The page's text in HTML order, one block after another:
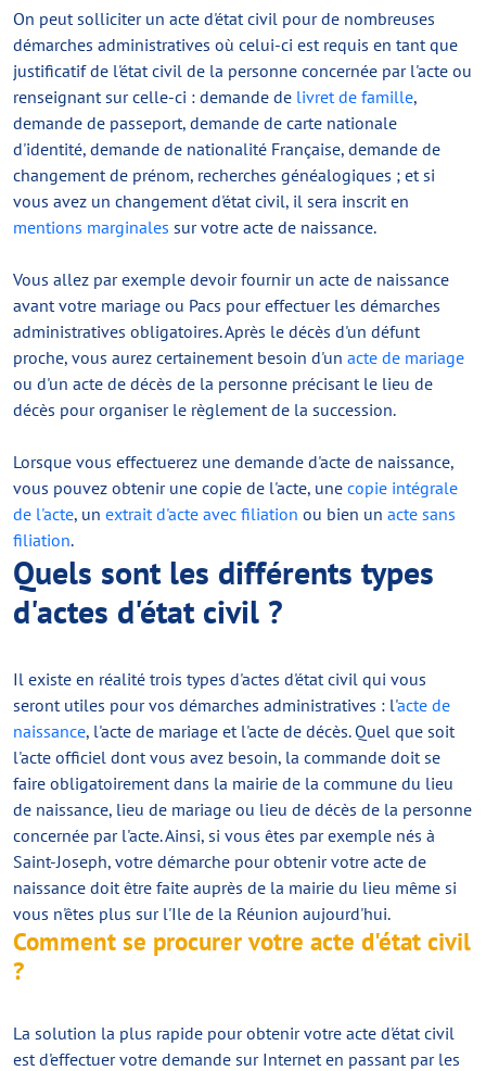
On peut solliciter un acte d'état civil pour de nombreuses
démarches administratives où celui-ci est requis en tant que
justificatif de l'état civil de la personne concernée par l'acte ou
renseignant sur celle-ci : demande de livret de famille,
demande de passeport, demande de carte nationale
d'identité, demande de nationalité Française, demande de
changement de prénom, recherches généalogiques ; et si
vous avez un changement d'état civil, il sera inscrit en
mentions marginales sur votre acte de naissance.
Vous allez par exemple devoir fournir un acte de naissance
avant votre mariage ou Pacs pour effectuer les démarches
administratives obligatoires. Après le décès d'un défunt
proche, vous aurez certainement besoin d'un acte de mariage
ou d'un acte de décès de la personne précisant le lieu de
décès pour organiser le règlement de la succession.
Lorsque vous effectuerez une demande d'acte de naissance,
vous pouvez obtenir une copie de l'acte, une copie intégrale
de l'acte, un extrait d'acte avec filiation ou bien un acte sans
filiation.
Quels sont les différents types
d'actes d'état civil ?
Il existe en réalité trois types d'actes d'état civil qui vous
seront utiles pour vos démarches administratives : l'acte de
naissance, l'acte de mariage et l'acte de décès. Quel que soit
l'acte officiel dont vous avez besoin, la commande doit se
faire obligatoirement dans la mairie de la commune du lieu
de naissance, lieu de mariage ou lieu de décès de la personne
concernée par l'acte. Ainsi, si vous êtes par exemple nés à
Saint-Joseph, votre démarche pour obtenir votre acte de
naissance doit être faite auprès de la mairie du lieu même si
vous n'êtes plus sur l'Ile de la Réunion aujourd'hui.
Comment se procurer votre acte d'état civil
?
La solution la plus rapide pour obtenir votre acte d'état civil
est d'effectuer votre demande sur Internet en passant par les